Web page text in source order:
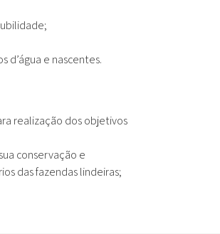
d’água e nascentes.
realização dos objetivos
conservação e
das fazendas lindeiras;